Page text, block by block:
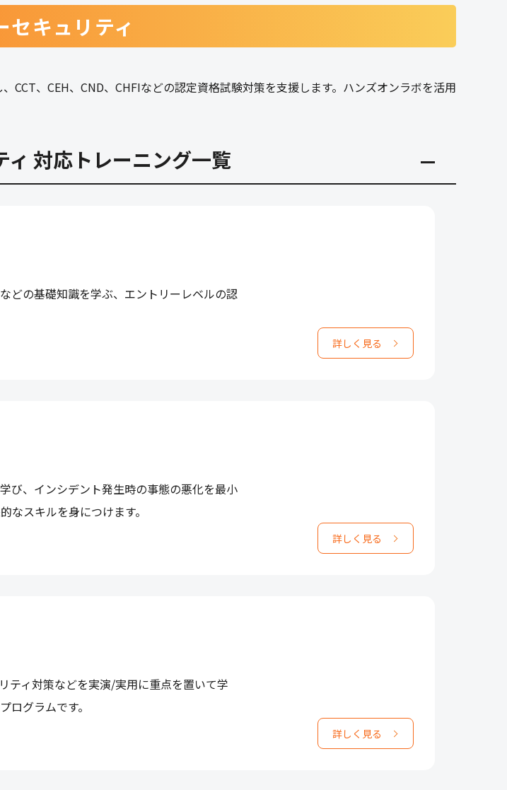
セキュリティ
、CEH、CND、CHFIなどの認定資格試験対策を支援します。ハンズオンラボを活用
ィ 対応トレーニング一覧
どの基礎知識を学ぶ、エントリーレベルの認
詳しく見る
び、インシデント発生時の事態の悪化を最小
なスキルを身につけます。
詳しく見る
ティ対策などを実演/実用に重点を置いて学
グラムです。
詳しく見る